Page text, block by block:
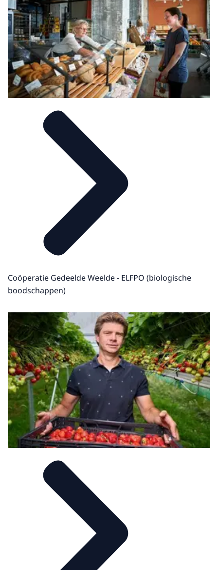
Coöperatie Gedeelde Weelde - ELFPO (biologische
boodschappen)